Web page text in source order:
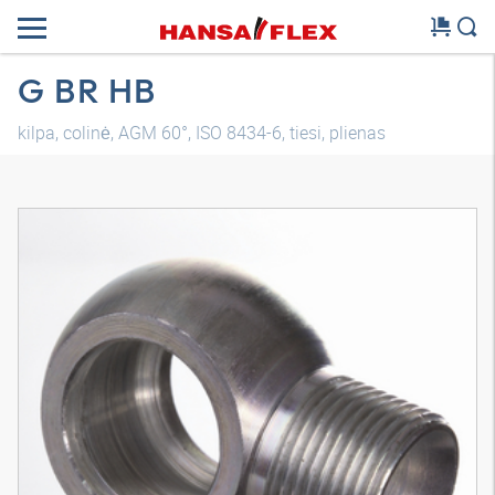
G BR HB
kilpa, colinė, AGM 60°, ISO 8434-6, tiesi, plienas